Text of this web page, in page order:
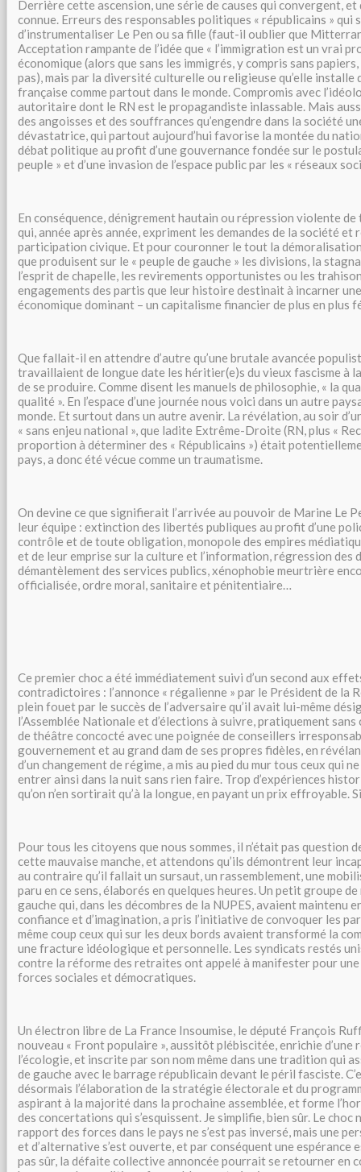
Derrière cette ascension, une série de causes qui convergent, et
connue. Erreurs des responsables politiques « républicains » qui
d’instrumentaliser Le Pen ou sa fille (faut-il oublier que
Acceptation rampante de l’idée que « l’immigration est un vrai
économique (alors que sans les immigrés, y compris sans
pas), mais par la diversité culturelle ou religieuse qu’elle installe
française comme partout dans le monde. Compromis avec
autoritaire dont le RN est le propagandiste inlassable. Mais
des angoisses et des souffrances qu’engendre dans la société
dévastatrice, qui partout aujourd’hui favorise la montée du
débat politique au profit d’une gouvernance fondée sur le
peuple » et d’une invasion de l’espace public par les « réseaux
En conséquence, dénigrement hautain ou répression violente de
qui, année après année, expriment les demandes de la société et
participation civique. Et pour couronner le tout la
que produisent sur le « peuple de gauche » les divisions, la
l’esprit de chapelle, les revirements opportunistes ou les
engagements des partis que leur histoire destinait à incarner
économique dominant – un capitalisme financier de plus en plus
Que fallait-il en attendre d’autre qu’une brutale avancée
travaillaient de longue date les héritier(e)s du vieux fascisme à
de se produire. Comme disent les manuels de philosophie, « la
qualité ». En l’espace d’une journée nous voici dans un autre
monde. Et surtout dans un autre avenir. La révélation, au soir
« sans enjeu national », que ladite Extrême-Droite (RN, plus «
proportion à déterminer des « Républicains ») était
pays, a donc été vécue comme un traumatisme.
On devine ce que signifierait l’arrivée au pouvoir de Marine Le
leur équipe : extinction des libertés publiques au profit d’une
contrôle et de toute obligation, monopole des empires
et de leur emprise sur la culture et l’information, régression des
démantèlement des services publics, xénophobie meurtrière
officialisée, ordre moral, sanitaire et pénitentiaire…
Ce premier choc a été immédiatement suivi d’un second aux
contradictoires : l’annonce « régalienne » par le Président de la
plein fouet par le succès de l’adversaire qu’il avait lui-même
l’Assemblée Nationale et d’élections à suivre, pratiquement sans
de théâtre concocté avec une poignée de conseillers
gouvernement et au grand dam de ses propres fidèles, en
d’un changement de régime, a mis au pied du mur tous ceux qui
entrer ainsi dans la nuit sans rien faire. Trop d’expériences
qu’on n’en sortirait qu’à la longue, en payant un prix effroyable.
Pour tous les citoyens que nous sommes, il n’était pas question
cette mauvaise manche, et attendons qu’ils démontrent leur
au contraire qu’il fallait un sursaut, un rassemblement, une
paru en ce sens, élaborés en quelques heures. Un petit groupe
gauche qui, dans les décombres de la NUPES, avaient maintenu
confiance et d’imagination, a pris l’initiative de convoquer les
même coup ceux qui sur les deux bords avaient transformé la
une fracture idéologique et personnelle. Les syndicats restés
contre la réforme des retraites ont appelé à manifester pour une
forces sociales et démocratiques.
Un électron libre de La France Insoumise, le député François
nouveau « Front populaire », aussitôt plébiscitée, enrichie d’une
l’écologie, et inscrite par son nom même dans une tradition qui
de gauche avec le barrage républicain devant le péril fasciste.
désormais l’élaboration de la stratégie électorale et du
aspirant à la majorité dans la prochaine assemblée, et forme
des concertations qui s’esquissent. Je simplifie, bien sûr. Le choc
rapport des forces dans le pays ne s’est pas inversé, mais une
et d’alternative s’est ouverte, et par conséquent une espérance
pas sûr, la défaite collective annoncée pourrait se retourner en